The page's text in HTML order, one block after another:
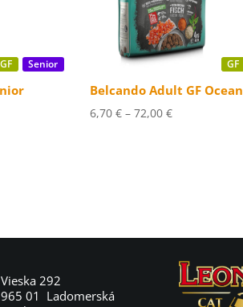
GF Senior GF
Belcando Adult GF Ocean
6,70€ – 72,00€Price
Vieska 292
965 01 Ladomerská